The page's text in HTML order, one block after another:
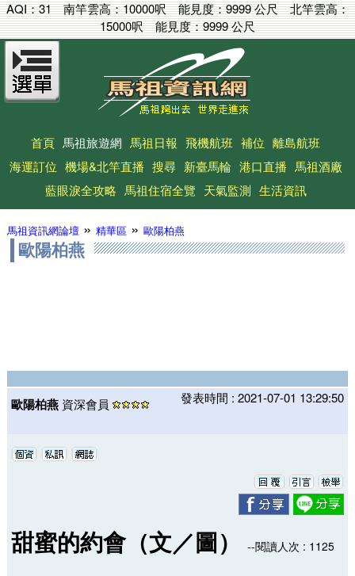
AQI：31 南竿雲高：10000呎能見度：9999 公尺北竿雲高：
15000呎能見度：9999 公尺
首頁 馬祖旅遊網 馬祖日報 飛機航班 補位 離島航班
海運訂位 機場&北竿直播 搜尋 新臺馬輪 港口直播 馬祖酒廠
藍眼淚全攻略 馬祖住宿全覽 天氣監測 生活資訊
馬祖資訊網論壇» 精華區» 歐陽柏燕
歐陽柏燕
歐陽柏燕 資深會員 發表時間 : 2021-07-01 13:29:50
甜蜜的約會（文／圖） --閱讀人次 : 1125